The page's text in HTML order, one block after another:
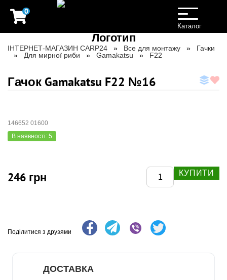
0
Toggle
navigation
Каталог
ІНТЕРНЕТ-МАГАЗИН CARP24 Все для монтажу
Гачки
Для мирної риби
Gamakatsu F22
Гачок Gamakatsu F22 №16
146652 01600
В наявності: 5
246 грн КУПИТИ
Поділитися з друзями
ДОСТАВКА